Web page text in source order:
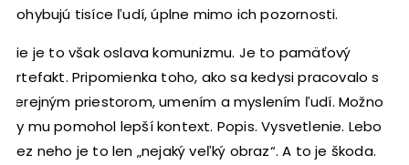
pohybujú tisíce ľudí, úplne mimo ich pozornosti.
Nie je to však oslava komunizmu. Je to pamäťový
artefakt. Pripomienka toho, ako sa kedysi pracovalo s
verejným priestorom, umením a myslením ľudí. Možno
by mu pomohol lepší kontext. Popis. Vysvetlenie. Lebo
bez neho je to len „nejaký veľký obraz“. A to je škoda.